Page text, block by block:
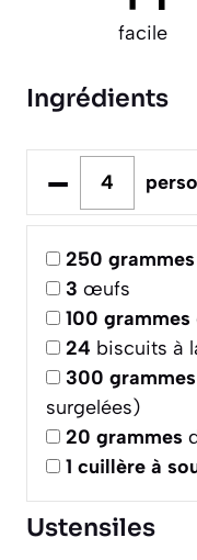
facile
Ingrédients
–
250 grammes
3 œufs
100 grammes
24 biscuits à
300 grammes
surgelées)
20 grammes
1 cuillère à
Ustensiles